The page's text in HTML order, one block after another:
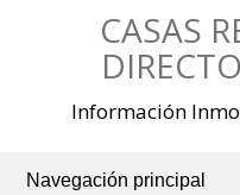
CASAS
Información
Navegación principal